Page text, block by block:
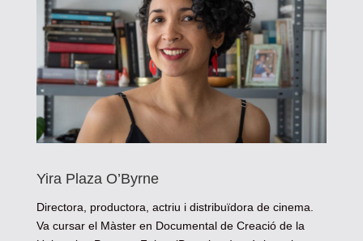
Yira Plaza O’Byrne
Directora, productora, actriu i distribuïdora de cinema.
Va cursar el Màster en Documental de Creació de la